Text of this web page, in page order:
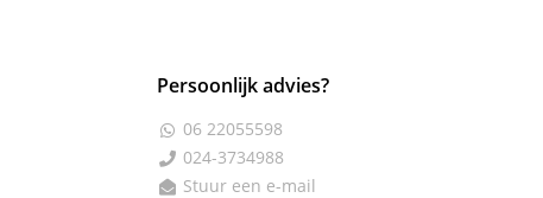
Persoonlijk advies?
 06 22055598
 024-3734988
 Stuur een e-mail